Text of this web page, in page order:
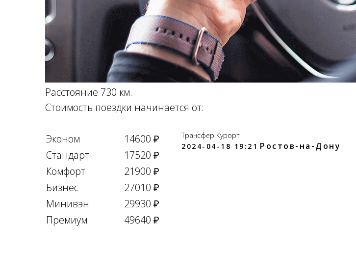
Расстояние 730 км.
Стоимость поездки начинается от:
Эконом
14600 ₽
Стандарт
17520 ₽
Комфорт
21900 ₽
Бизнес
27010 ₽
Минивэн
29930 ₽
Премиум
49640 ₽
Трансфер Курорт
2024-04-18 19:21 Ростов-на-Дону